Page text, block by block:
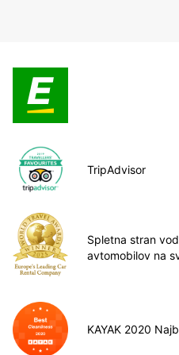
TripAdvisor
Spletna stran
avtomobilov na
KAYAK 2020